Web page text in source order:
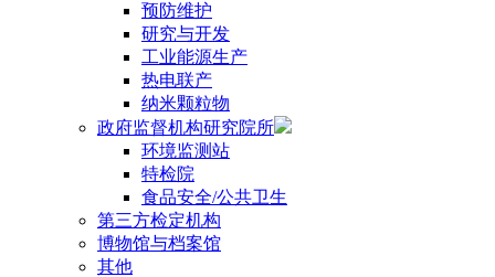
预防维护
研究与开发
工业能源生产
热电联产
纳米颗粒物
政府监督机构研究院所
环境监测站
特检院
食品安全/公共卫生
第三方检定机构
博物馆与档案馆
其他